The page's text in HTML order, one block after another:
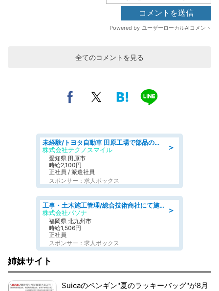
全てのコメントを見る
＞
未経験/トヨタ自動車 田原工場で部品の運搬作業/tutumi
株式会社テクノスマイル
愛知県 田原市
時給2,100円
正社員 / 派遣社員
スポンサー：求人ボックス
＞
工事・土木施工管理/総合技術商社にて施工管理のお仕事/即日勤務可/車通勤可/工事・土木施工管理/生産・品質管理
株式会社パソナ
福岡県 北九州市
時給1,506円
正社員
スポンサー：求人ボックス
姉妹サイト
Suicaのペンギン"夏のラッキーバッグ"が8月